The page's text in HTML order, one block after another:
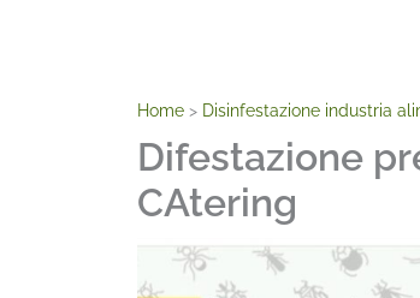
Home Disinfestazione industria
Difestazione
CAtering